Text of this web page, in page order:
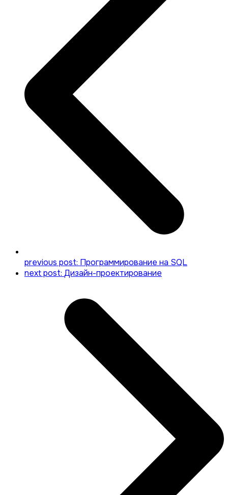
previous post: Программирование на SQL
next post: Дизайн-проектирование